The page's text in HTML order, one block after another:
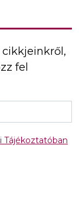
fel
Tájékoztatóban